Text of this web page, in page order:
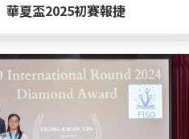
華夏盃2025初賽報捷